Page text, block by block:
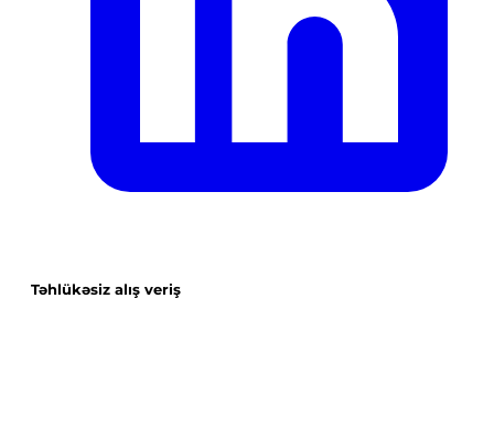
Təhlükəsiz alış veriş